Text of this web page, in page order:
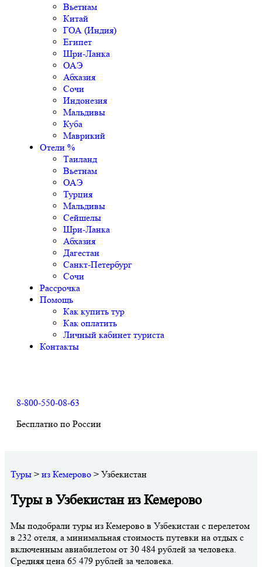
Вьетнам
Китай
ГОА (Индия)
Египет
Шри-Ланка
ОАЭ
Абхазия
Сочи
Индонезия
Мальдивы
Куба
Маврикий
Отели %
Таиланд
Вьетнам
ОАЭ
Турция
Мальдивы
Сейшелы
Шри-Ланка
Абхазия
Дагестан
Санкт-Петербург
Сочи
Рассрочка
Помощь
Как купить тур
Как оплатить
Личный кабинет туриста
Контакты
8-800-550-08-63
Бесплатно по России
Туры > из Кемерово > Узбекистан
Туры в Узбекистан из Кемерово
Мы подобрали туры из Кемерово в Узбекистан с перелетом
в 232 отеля, а минимальная стоимость путевки на отдых с
включенным авиабилетом от 30 484 рублей за человека.
Средняя цена 65 479 рублей за человека.